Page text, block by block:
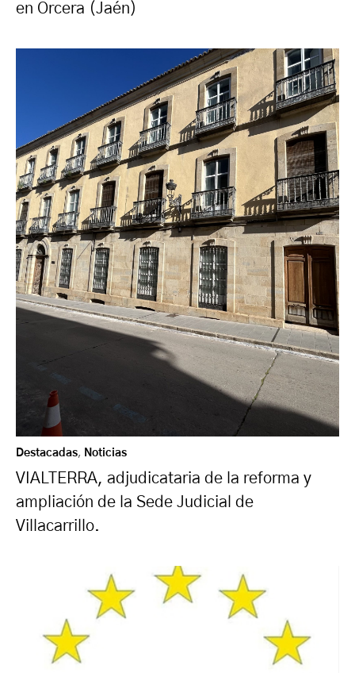
en Orcera (Jaén)
Destacadas, Noticias
VIALTERRA, adjudicataria de la reforma y
ampliación de la Sede Judicial de
Villacarrillo.